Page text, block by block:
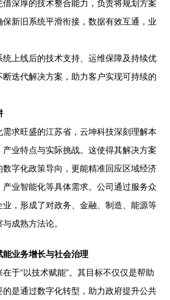
借深厚的技术整合能力，负责将规划方案
新旧系统平滑衔接，数据有效互通，业
统上线后的技术支持、运维保障及持续优
迭代解决方案，助力客户实现可持续的
求旺盛的江苏省，云坤科技深刻理解本
业特点与实际挑战。这使得其解决方案
字化政策导向，更能精准回应区域经济
业智能化等具体需求。公司通过服务众
，形成了对政务、金融、制造、能源等
成熟方法论。
业务增长与社会治理
于“以技术赋能”。其目标不仅仅是帮助
是通过数字化转型，助力政府提升公共